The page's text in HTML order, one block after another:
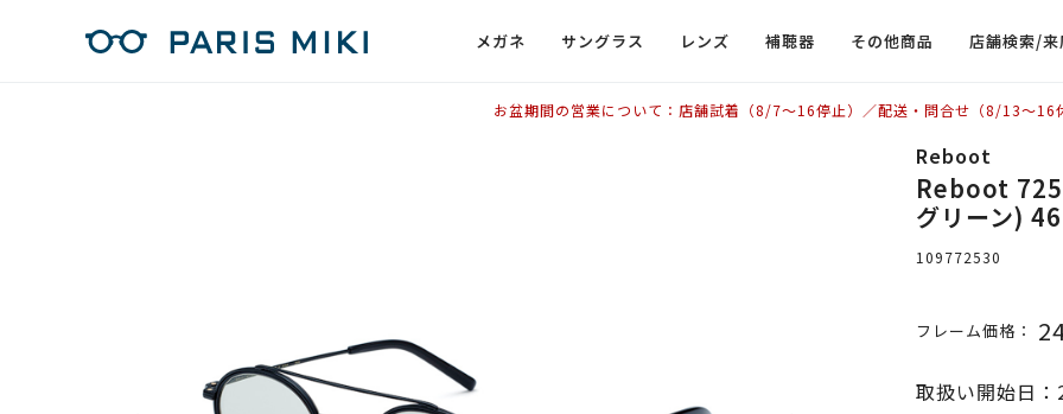
メガネ サングラス レンズ 補聴器 その他商品 店舗検索/
お盆期間の営業について：店舗試着（8/7〜16停止）／配送・問合せ（8/13〜16
Reboot
Reboot 725
グリーン) 46
109772530
フレーム価格：
取扱い開始日